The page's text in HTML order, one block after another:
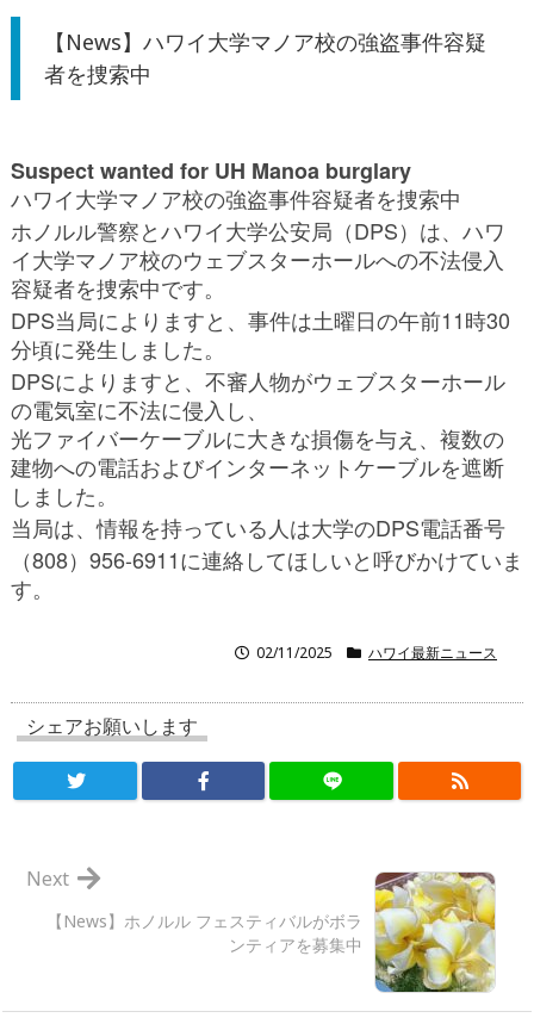
【News】ハワイ大学マノア校の強盗事件容疑
者を捜索中
Suspect wanted for UH Manoa burglary
ハワイ大学マノア校の強盗事件容疑者を捜索中
ホノルル警察とハワイ大学公安局（ DPS ）は、ハワ
イ大学マノア校のウェブスターホールへの不法侵入
容疑者を捜索中です。
DPS当局によりますと、事件は土曜日の午前11 時30
分頃に発生しました。
DPSによりますと、不審人物がウェブスターホール
の電気室に不法に侵入し、
光ファイバーケーブルに大きな損傷を与え、複数の
建物への電話およびインターネットケーブルを遮断
しました。
当局は、情報を持っている人は大学のDPS電話番号
（808） 956-6911 に連絡してほしいと呼びかけていま
す。
02/11/2025 ハワイ最新ニュース
シェアお願いします
【News】ホノルル フェスティバルがボラ
ンティアを募集中
Next